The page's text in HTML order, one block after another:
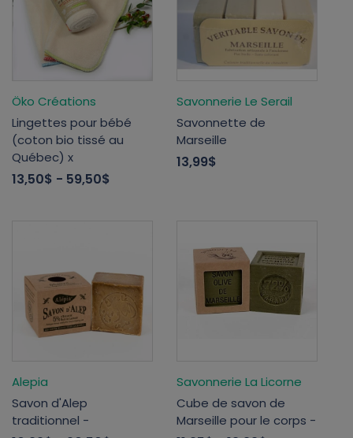
Öko Créations
Lingettes pour bébé
(coton bio tissé au
Québec) x
13,50$ - 59,50$
Savonnerie Le Serail
Savonnette de
Marseille
13,99$
Alepia
Savon d'Alep
traditionnel -
Savonnerie La Licorne
Cube de savon de
Marseille pour le corps -